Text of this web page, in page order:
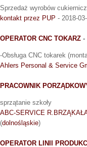
Sprzedaż wyrobów
kontakt przez PUP - 2018-
OPERATOR CNC TOKARZ -
-Obsługa CNC tokarek
Ahlers Personal & Service
PRACOWNIK
sprzątanie szkoły
ABC-SERVICE
(dolnośląskie)
OPERATOR LINII